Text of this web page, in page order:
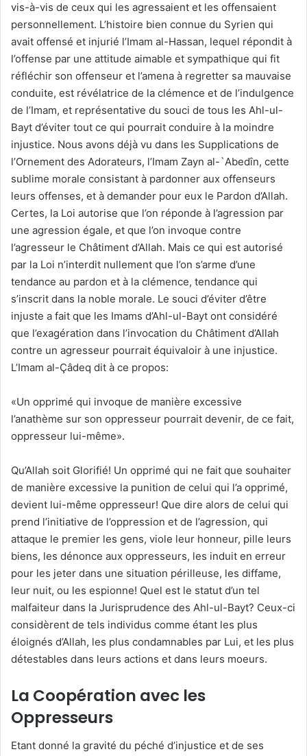
vis-à-vis de ceux qui les agressaient et les offensaient
personnellement. L’histoire bien connue du Syrien qui
avait offensé et injurié l’Imam al-Hassan, lequel répondit à
l’offense par une attitude aimable et sympathique qui fit
réfléchir son offenseur et l’amena à regretter sa mauvaise
conduite, est révélatrice de la clémence et de l’indulgence
de l’Imam, et représentative du souci de tous les Ahl-ul-
Bayt d’éviter tout ce qui pourrait conduire à la moindre
injustice. Nous avons déjà vu dans les Supplications de
l’Ornement des Adorateurs, l’Imam Zayn al-`Abedîn, cette
sublime morale consistant à pardonner aux offenseurs
leurs offenses, et à demander pour eux le Pardon d’Allah.
Certes, la Loi autorise que l’on réponde à l’agression par
une agression égale, et que l’on invoque contre
l’agresseur le Châtiment d’Allah. Mais ce qui est autorisé
par la Loi n’interdit nullement que l’on s’arme d’une
tendance au pardon et à la clémence, tendance qui
s’inscrit dans la noble morale. Le souci d’éviter d’être
injuste a fait que les Imams d’Ahl-ul-Bayt ont considéré
que l’exagération dans l’invocation du Châtiment d’Allah
contre un agresseur pourrait équivaloir à une injustice.
L’Imam al-Çâdeq dit à ce propos:
«Un opprimé qui invoque de manière excessive
l’anathème sur son oppresseur pourrait devenir, de ce fait,
oppresseur lui-même».
Qu’Allah soit Glorifié! Un opprimé qui ne fait que souhaiter
de manière excessive la punition de celui qui l’a opprimé,
devient lui-même oppresseur! Que dire alors de celui qui
prend l’initiative de l’oppression et de l’agression, qui
attaque le premier les gens, viole leur honneur, pille leurs
biens, les dénonce aux oppresseurs, les induit en erreur
pour les jeter dans une situation périlleuse, les diffame,
leur nuit, ou les espionne! Quel est le statut d’un tel
malfaiteur dans la Jurisprudence des Ahl-ul-Bayt? Ceux-ci
considèrent de tels individus comme étant les plus
éloignés d’Allah, les plus condamnables par Lui, et les plus
détestables dans leurs actions et dans leurs moeurs.
La Coopération avec les
Oppresseurs
Etant donné la gravité du péché d’injustice et de ses